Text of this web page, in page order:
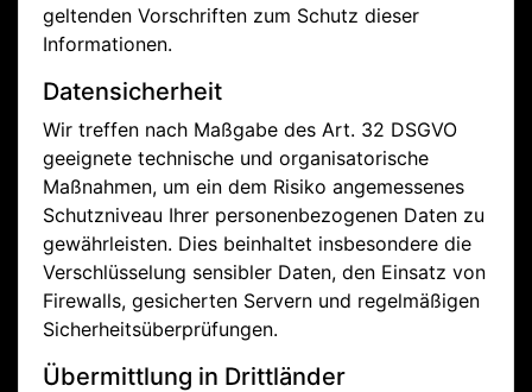
geltenden Vorschriften zum Schutz dieser
Informationen.
Datensicherheit
Wir treffen nach Maßgabe des Art. 32 DSGVO
geeignete technische und organisatorische
Maßnahmen, um ein dem Risiko angemessenes
Schutzniveau Ihrer personenbezogenen Daten zu
gewährleisten. Dies beinhaltet insbesondere die
Verschlüsselung sensibler Daten, den Einsatz von
Firewalls, gesicherten Servern und regelmäßigen
Sicherheitsüberprüfungen.
Übermittlung in Drittländer